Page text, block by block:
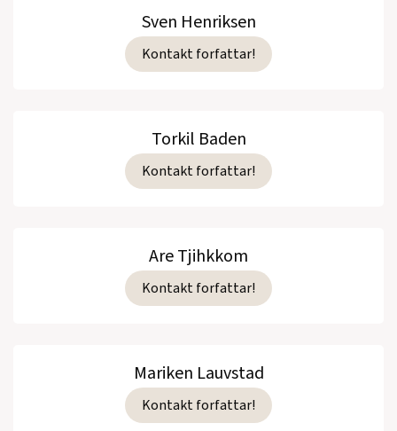
Sven Henriksen
Kontakt forfattar!
Torkil Baden
Kontakt forfattar!
Are Tjihkkom
Kontakt forfattar!
Mariken Lauvstad
Kontakt forfattar!